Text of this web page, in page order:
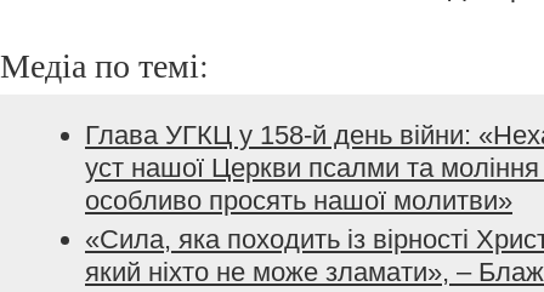
Медіа по темі:
Глава УГКЦ у 158-й день війни:
уст нашої Церкви псалми та моління
особливо просять нашої молитви»
«Сила, яка походить із вірності
який ніхто не може зламати», –